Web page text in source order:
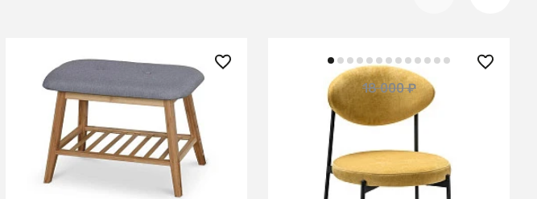
6 860 ₽
Полка для обуви Halmar ST-14
12 500 ₽ 18 000 ₽ — 31%
Стул барный Gawaii Sun